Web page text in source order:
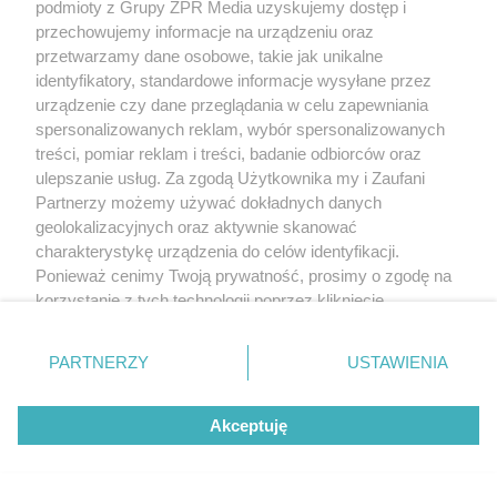
która rozkręci każdą chwilę
podmioty z Grupy ZPR Media uzyskujemy dostęp i
przechowujemy informacje na urządzeniu oraz
przetwarzamy dane osobowe, takie jak unikalne
identyfikatory, standardowe informacje wysyłane przez
urządzenie czy dane przeglądania w celu zapewniania
spersonalizowanych reklam, wybór spersonalizowanych
treści, pomiar reklam i treści, badanie odbiorców oraz
ulepszanie usług. Za zgodą Użytkownika my i Zaufani
Partnerzy możemy używać dokładnych danych
geolokalizacyjnych oraz aktywnie skanować
charakterystykę urządzenia do celów identyfikacji.
Ponieważ cenimy Twoją prywatność, prosimy o zgodę na
korzystanie z tych technologii poprzez kliknięcie
zmienić/wycofać klikając przycisk ustawień prywatności
znajdujący się w lewym dolnym rogu strony
rodzaje przetwarzania danych nie wymagają zgody
użytkownika, ale masz prawo sprzeciwić się takiemu
przetwarzaniu. Preferencje będą miały zastosowanie tylko
PARTNERZY USTAWIENIA
Akceptuję